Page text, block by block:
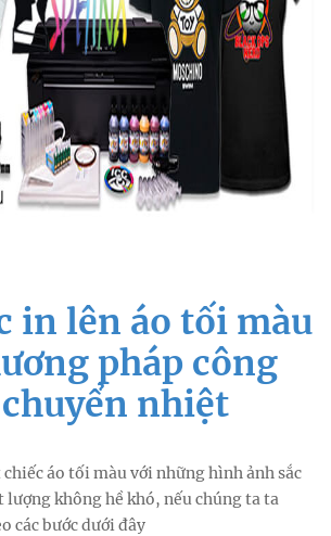
in lên áo tối màu
pháp công
nhiệt
áo tối màu với những hình ảnh sắc
lượng không hề khó, nếu chúng ta ta
các bước dưới đây